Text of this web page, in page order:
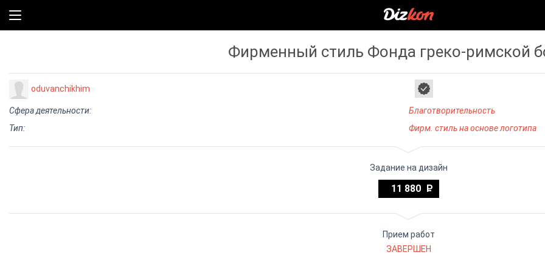
Фирменный стиль Фонда греко-римской
oduvanchikhim
Сфера деятельности:
Благотворительность
Тип:
Фирм. стиль на основе логотипа
Задание на дизайн
11 880
Прием работ
ЗАВЕРШЕН